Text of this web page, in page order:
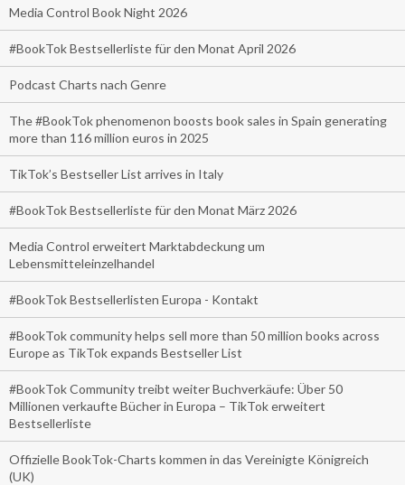
Media Control Book Night 2026
#BookTok Bestsellerliste für den Monat April 2026
Podcast Charts nach Genre
The #BookTok phenomenon boosts book sales in Spain generating
more than 116 million euros in 2025
TikTok’s Bestseller List arrives in Italy
#BookTok Bestsellerliste für den Monat März 2026
Media Control erweitert Marktabdeckung um
Lebensmitteleinzelhandel
#BookTok Bestsellerlisten Europa - Kontakt
#BookTok community helps sell more than 50 million books across
Europe as TikTok expands Bestseller List
#BookTok Community treibt weiter Buchverkäufe: Über 50
Millionen verkaufte Bücher in Europa – TikTok erweitert
Bestsellerliste
Offizielle BookTok-Charts kommen in das Vereinigte Königreich
(UK)